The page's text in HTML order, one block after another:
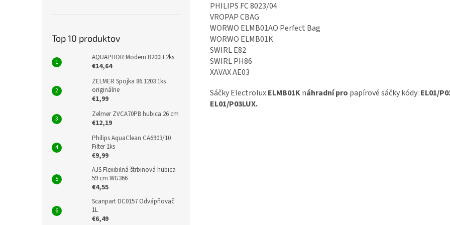
Top 10 produktov
AQUAPHOR Modern B200H 2ks
€14,64
ZELMER Spojka 86.1203 1ks
originálne
€1,99
Zelmer ZVCA70PB hubica 26 cm
€12,19
Philips AquaClean CA6903/10
Filter 1ks
€9,99
AJS Flexibilná štrbinová hubica
59 cm WG366
€4,55
Scanpart DC0157 Odvápňovač
1L
€6,49
PHILIPS FC 8023/04
VROPAP CBAG
WORWO ELMB01AO Perfect Bag
WORWO ELMB01K
SWIRL E82
SWIRL PH86
XAVAX AE03
Sáčky ElectroluxELMB01Knáhradní pro papírové sáčky kódy: EL01/
EL01/P03LUX.